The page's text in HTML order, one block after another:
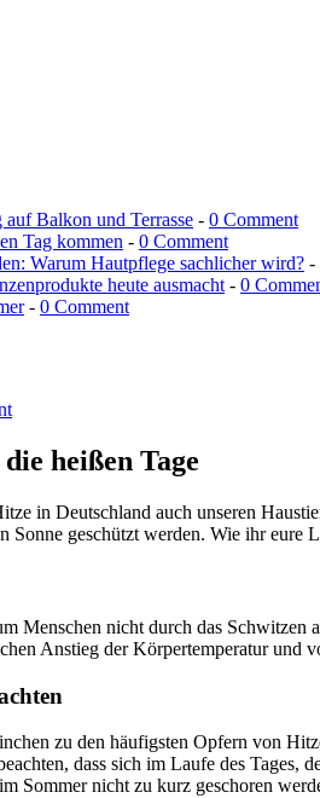
Balkon und Terrasse - 0 Comment
Tag kommen - 0 Comment
Warum Hautpflege sachlicher wird? -
heute ausmacht - 0
- 0 Comment
heißen Tage
in Deutschland auch unseren
Sonne geschützt werden. Wie ihr
Menschen nicht durch das
Anstieg der Körpertemperatur und
zu den häufigsten Opfern von
dass sich im Laufe des
Sommer nicht zu kurz geschoren